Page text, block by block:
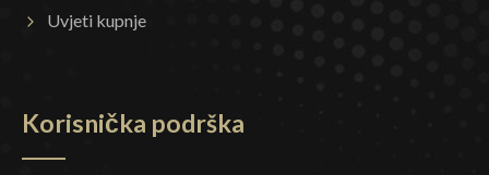
Uvjeti kupnje
Korisnička podrška